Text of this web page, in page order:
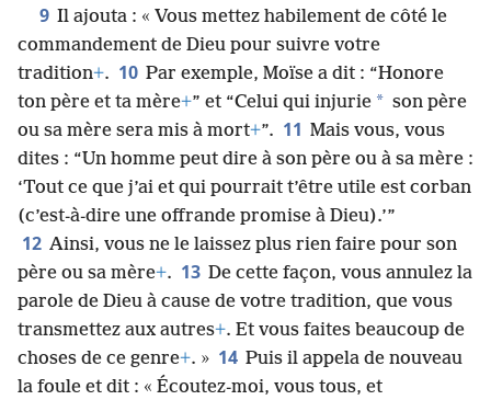
9 Il ajouta : « Vous mettez habilement de côté le
commandement de Dieu pour suivre votre
tradition+. 10 Par exemple, Moïse a dit : “Honore
ton père et ta mère+” et “Celui qui injurie * son père
ou sa mère sera mis à mort+”. 11 Mais vous, vous
dites : “Un homme peut dire à son père ou à sa mère :
‘Tout ce que j’ai et qui pourrait t’être utile est corban
(c’est-à-dire une offrande promise à Dieu).’”
12 Ainsi, vous ne le laissez plus rien faire pour son
père ou sa mère+. 13 De cette façon, vous annulez la
parole de Dieu à cause de votre tradition, que vous
transmettez aux autres+. Et vous faites beaucoup de
choses de ce genre+. » 14 Puis il appela de nouveau
la foule et dit : « Écoutez-moi, vous tous, et